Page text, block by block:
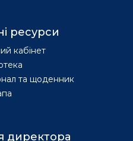
ресурси
кабінет
та щоденник
директора